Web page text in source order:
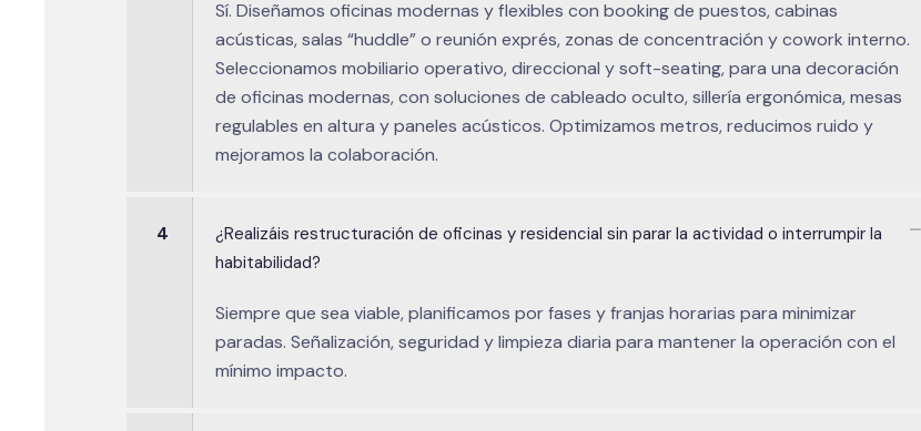
Sí. Diseñamos oficinas modernas y flexibles con booking de puestos, cabinas
acústicas, salas “huddle” o reunión exprés, zonas de concentración y cowork interno.
Seleccionamos mobiliario operativo, direccional y soft-seating, para una decoración
de oficinas modernas, con soluciones de cableado oculto, sillería ergonómica, mesas
regulables en altura y paneles acústicos. Optimizamos metros, reducimos ruido y
mejoramos la colaboración.
4
¿Realizáis restructuración de oficinas y residencial sin parar la actividad o interrumpir la
habitabilidad?
Siempre que sea viable, planificamos por fases y franjas horarias para minimizar
paradas. Señalización, seguridad y limpieza diaria para mantener la operación con el
mínimo impacto.